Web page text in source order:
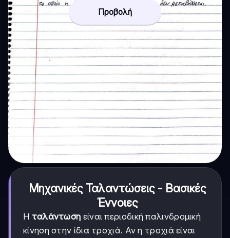
Προβολή
Μηχανικές Ταλαντώσεις - Βασικές
Έννοιες
Η ταλάντωση είναι περιοδική παλινδρομική
κίνηση στην ίδια τροχιά. Αν η τροχιά είναι